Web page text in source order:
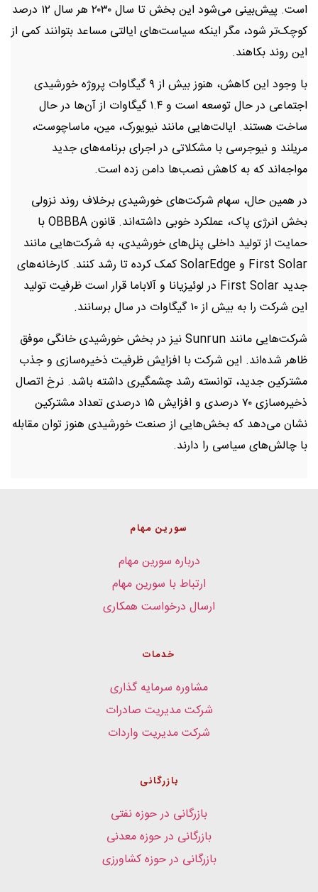
است. پیش‌بینی می‌شود این بخش تا سال ۲۰۳۰ هر سال ۱۲ درصد
کوچک‌تر شود، مگر اینکه سیاست‌های ایالتی مساعد بتوانند کمی از
این روند بکاهند.
با وجود این کاهش، هنوز بیش از ۹ گیگاوات پروژه خورشیدی
اجتماعی در حال توسعه است و ۱.۴ گیگاوات از آن‌ها در حال
ساخت هستند. ایالت‌هایی مانند نیویورک، مین، ماساچوست،
مریلند و نیوجرسی با مشکلاتی در اجرای برنامه‌های جدید
مواجه‌اند که به کاهش نصب‌ها دامن زده است.
در همین حال، سهام شرکت‌های خورشیدی برخلاف روند نزولی
بخش انرژی پاک، عملکرد خوبی داشته‌اند. قانون OBBBA با
حمایت از تولید داخلی پنل‌های خورشیدی، به شرکت‌هایی مانند
First Solar و SolarEdge کمک کرده تا رشد کنند. کارخانه‌های
جدید First Solar در لوئیزیانا و آلاباما قرار است ظرفیت تولید
این شرکت را به بیش از ۱۰ گیگاوات در سال برسانند.
شرکت‌هایی مانند Sunrun نیز در بخش خورشیدی خانگی موفق
ظاهر شده‌اند. این شرکت با افزایش ظرفیت ذخیره‌سازی و جذب
مشترکین جدید، توانسته رشد چشمگیری داشته باشد. نرخ اتصال
ذخیره‌سازی ۷۰ درصدی و افزایش ۱۵ درصدی تعداد مشترکین
نشان می‌دهد که بخش‌هایی از صنعت خورشیدی هنوز توان مقابله
با چالش‌های سیاسی را دارند.
سورین مهام
درباره سورین مهام
ارتباط با سورین مهام
ارسال درخواست همکاری
خدمات
مشاوره سرمایه گذاری
شرکت مدیریت صادرات
شرکت مدیریت واردات
بازرگانی
بازرگانی در حوزه نفتی
بازرگانی در حوزه معدنی
بازرگانی در حوزه کشاورزی